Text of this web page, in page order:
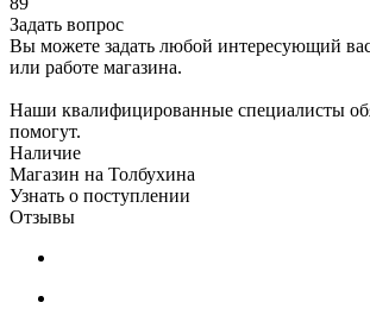
Задать вопрос
Вы можете задать любой интересующий
или работе магазина.
Наши квалифицированные специалисты
помогут.
Наличие
Магазин на Толбухина
Узнать о поступлении
Отзывы